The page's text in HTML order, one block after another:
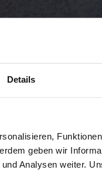
Details
geben wir
Analysen weiter.